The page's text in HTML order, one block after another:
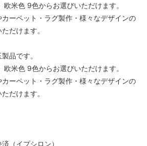
米色 9色からお選びいただけます。
ーペット・ラグ製作・様々なデザインの
だけます。
品です。
米色 9色からお選びいただけます。
ーペット・ラグ製作・様々なデザインの
だけます。
（イプシロン）